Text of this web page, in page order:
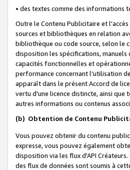
• des textes comme des informations
Outre le Contenu Publicitaire et
sources et bibliothèques en relation
bibliothèque ou code source, selon le
disposition les spécifications,
capacités fonctionnelles et
performance concernant l'utilisation
apparaît dans le présent Accord de
vertu d'une licence distincte, ainsi
autres informations ou contenus
(b) Obtention de Contenu
Vous pouvez obtenir du contenu
expresse, vous pouvez également
disposition via les flux d'API
des flux de données sont soumis à